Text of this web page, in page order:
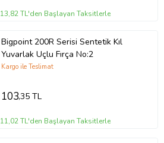
13,82 TL'den Başlayan Taksitlerle
Bigpoint 200R Serisi Sentetik Kıl
Yuvarlak Uçlu Fırça No:2
Kargo ile Teslimat
103,35 TL
11,02 TL'den Başlayan Taksitlerle